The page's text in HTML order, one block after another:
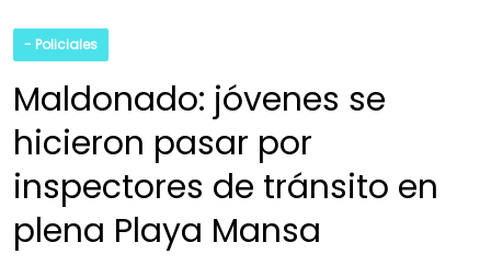
- Policiales
Maldonado: jóvenes se
hicieron pasar por
inspectores de tránsito en
plena Playa Mansa